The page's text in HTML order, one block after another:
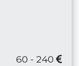
60 - 240